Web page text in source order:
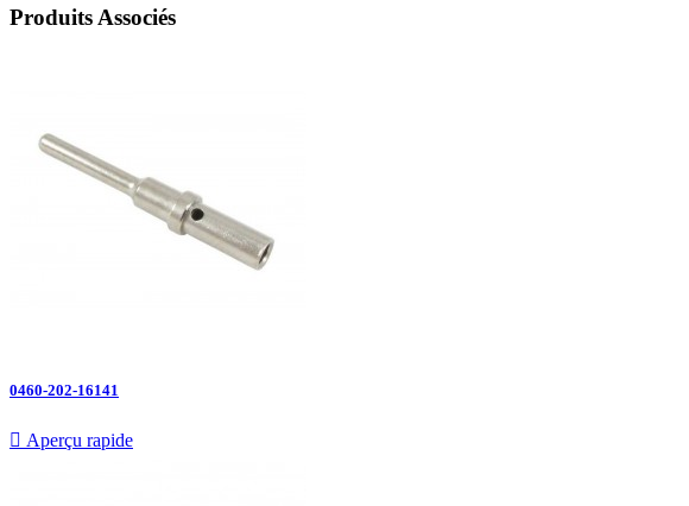
Produits Associés
0460-202-16141
 Aperçu rapide